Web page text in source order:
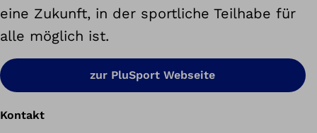
eine Zukunft, in der sportliche Teilhabe für
alle möglich ist.
zur PluSport Webseite
Kontakt